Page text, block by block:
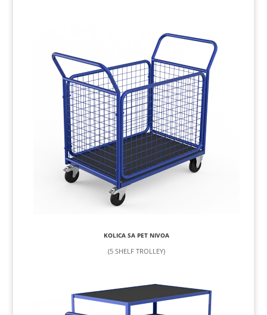
KOLICA SA PET NIVOA
(5 SHELF TROLLEY)